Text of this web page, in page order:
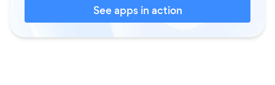
See apps in action